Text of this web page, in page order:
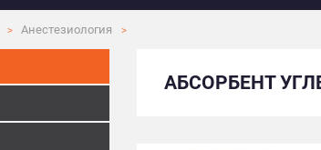
Анестезиология
АБСОРБЕНТ